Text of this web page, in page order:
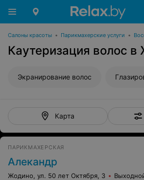
Салоны красоты • Парикмахерские услуги •
Каутеризация волос
Экранирование волос
Карта
ПАРИКМАХЕРСКАЯ
Алекандр
Жодино, ул. 50 лет Октября, 3